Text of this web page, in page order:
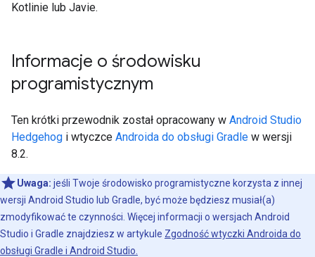
Kotlinie lub Javie.
Informacje o środowisku
programistycznym
Ten krótki przewodnik został opracowany w Android Studio
Hedgehog i wtyczce Androida do obsługi Gradle w wersji
8.2.
Uwaga: jeśli Twoje środowisko programistyczne korzysta z innej
wersji Android Studio lub Gradle, być może będziesz musiał(a)
zmodyfikować te czynności. Więcej informacji o wersjach Android
Studio i Gradle znajdziesz w artykule Zgodność wtyczki Androida do
obsługi Gradle i Android Studio.